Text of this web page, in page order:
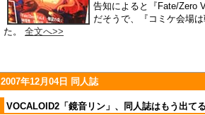
告知によると『Fate/Zero
だそうで、『コミケ会場
た。 全文へ>>
2007年12月04日 同人誌
VOCALOID2「鏡音リン」、同人誌はもう出て